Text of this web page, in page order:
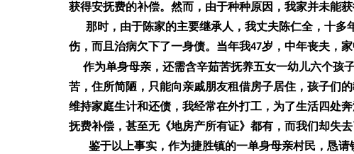
获得安抚费的补偿。然而，由于种种原因， 我家并未能
那时，由于陈家的主要继承人， 我丈夫陈仁全 ，十多
伤，而且治病欠下了一身债。 当年我47岁，中年丧夫，
作为单身母亲， 还需含辛茹苦抚养五女一幼儿六个孩子
苦，住所简陋， 只能向亲戚朋友租借房子居住， 孩子们
维持家庭生计和还债， 我经常在外打工，为了生活四处奔
抚费补偿，甚至无《地房产所有证》都有，而我们却失去
鉴于以上事实 ，作为捷胜镇的一单身母亲村民， 恳请